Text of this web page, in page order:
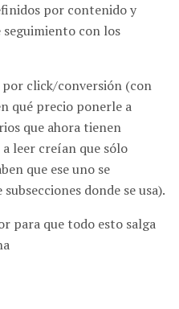
por contenido y
seguimiento con los
click/conversión (con
qué precio ponerle a
que ahora tienen
leer creían que sólo
que ese uno se
donde se usa).
para que todo esto salga